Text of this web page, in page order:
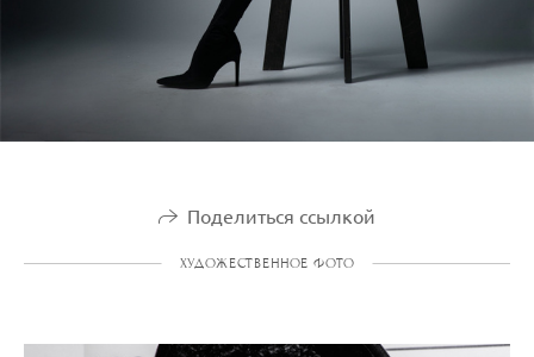
Поделиться ссылкой
ХУДОЖЕСТВЕННОЕ ФОТО